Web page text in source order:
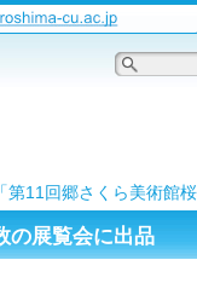
11回郷さくら美術館
の展覧会に出品